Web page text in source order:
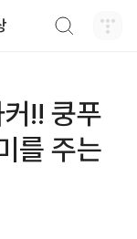
!! 쿵푸
를 주는